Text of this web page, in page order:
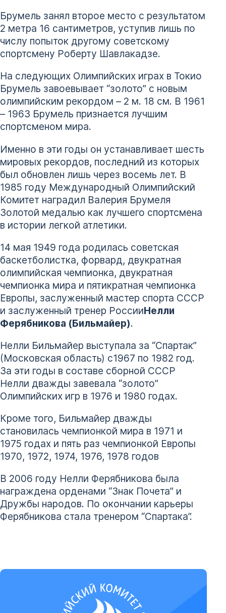
Брумель занял второе место с результатом
2 метра 16 сантиметров, уступив лишь по
числу попыток другому советскому
спортсмену Роберту Шавлакадзе.
На следующих Олимпийских играх в Токио
Брумель завоевывает “золото” с новым
олимпийским рекордом – 2 м. 18 см. В 1961
– 1963 Брумель признается лучшим
спортсменом мира.
Именно в эти годы он устанавливает шесть
мировых рекордов, последний из которых
был обновлен лишь через восемь лет. В
1985 году Международный Олимпийский
Комитет наградил Валерия Брумеля
Золотой медалью как лучшего спортсмена
в истории легкой атлетики.
14 мая 1949 года родилась советская
баскетболистка, форвард, двукратная
олимпийская чемпионка, двукратная
чемпионка мира и пятикратная чемпионка
Европы, заслуженный мастер спорта СССР
и заслуженный тренер РоссииНелли
Ферябникова (Бильмайер).
Нелли Бильмайер выступала за “Спартак”
(Московская область) с1967 по 1982 год.
За эти годы в составе сборной СССР
Нелли дважды завевала “золото”
Олимпийских игр в 1976 и 1980 годах.
Кроме того, Бильмайер дважды
становилась чемпионкой мира в 1971 и
1975 годах и пять раз чемпионкой Европы
1970, 1972, 1974, 1976, 1978 годов
В 2006 году Нелли Ферябникова была
награждена орденами “Знак Почета” и
Дружбы народов. По окончании карьеры
Ферябникова стала тренером “Спартака”.